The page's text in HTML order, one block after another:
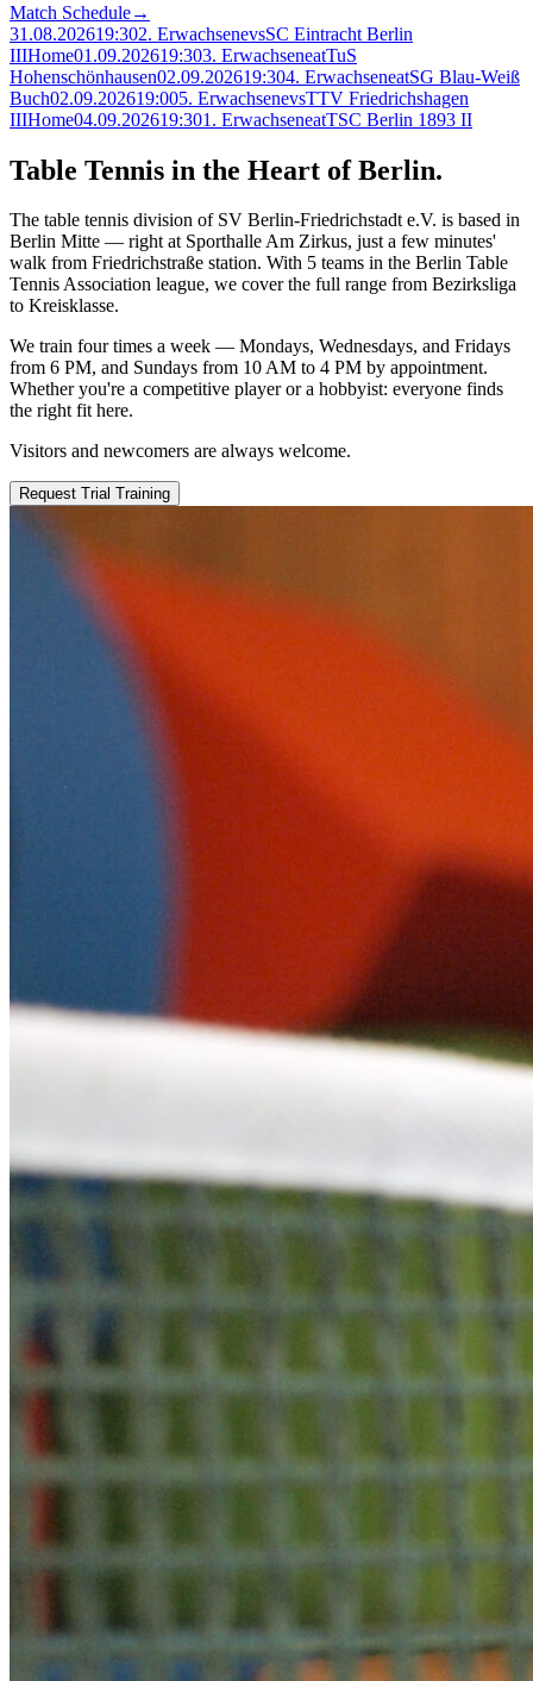
Match Schedule→
31.08.202619:302. ErwachsenevsSC Eintracht Berlin
IIIHome01.09.202619:303. ErwachseneatTuS
Hohenschönhausen02.09.202619:304. ErwachseneatSG Blau-Weiß
Buch02.09.202619:005. ErwachsenevsTTV Friedrichshagen
IIIHome04.09.202619:301. ErwachseneatTSC Berlin 1893 II
Table Tennis in the Heart of Berlin.
The table tennis division of SV Berlin-Friedrichstadt e.V. is based in
Berlin Mitte — right at Sporthalle Am Zirkus, just a few minutes'
walk from Friedrichstraße station. With 5 teams in the Berlin Table
Tennis Association league, we cover the full range from Bezirksliga
to Kreisklasse.
We train four times a week — Mondays, Wednesdays, and Fridays
from 6 PM, and Sundays from 10 AM to 4 PM by appointment.
Whether you're a competitive player or a hobbyist: everyone finds
the right fit here.
Visitors and newcomers are always welcome.
Request Trial Training